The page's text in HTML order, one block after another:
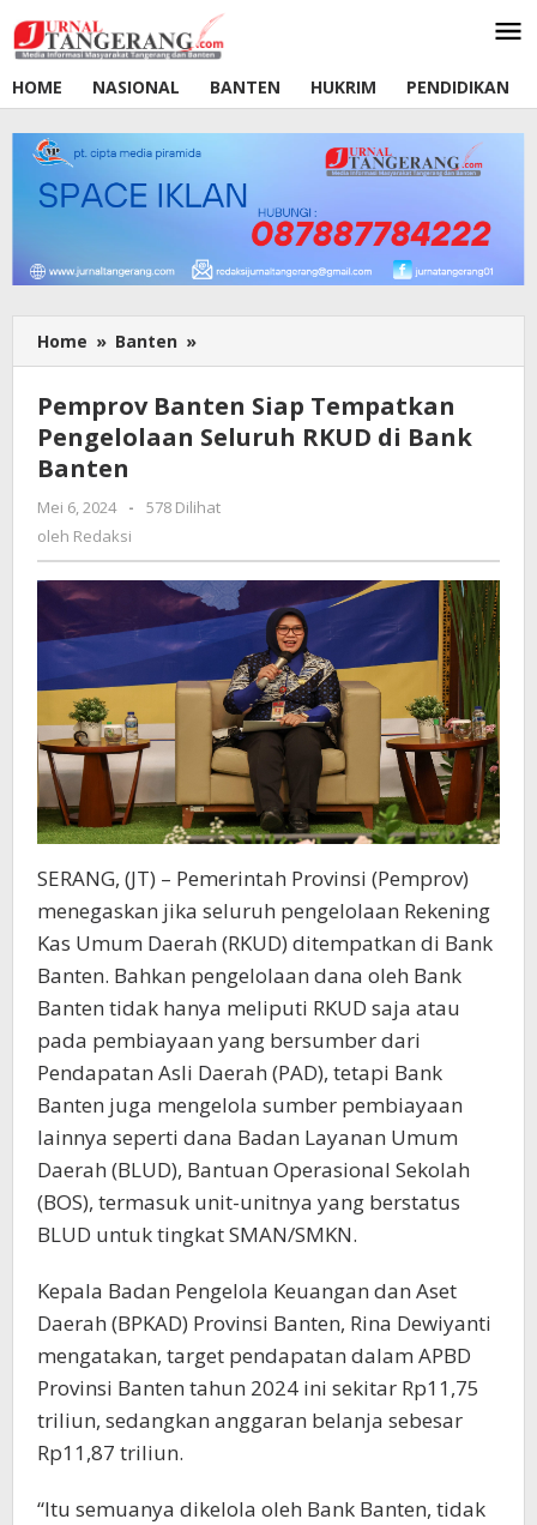
ke
konten
HOME
NASIONAL BANTEN HUKRIM PENDIDIKAN
Home » Banten »
Banten
Tempatkan
Pengelolaan
di
Banten
Pemprov Banten Siap Tempatkan
Pengelolaan Seluruh RKUD di Bank
Banten
Mei 6, 2024
oleh
Redaksi
-
578 Dilihat
oleh Redaksi
SERANG, (JT) – Pemerintah Provinsi (Pemprov)
menegaskan jika seluruh pengelolaan Rekening
Kas Umum Daerah (RKUD) ditempatkan di Bank
Banten. Bahkan pengelolaan dana oleh Bank
Banten tidak hanya meliputi RKUD saja atau
pada pembiayaan yang bersumber dari
Pendapatan Asli Daerah (PAD), tetapi Bank
Banten juga mengelola sumber pembiayaan
lainnya seperti dana Badan Layanan Umum
Daerah (BLUD), Bantuan Operasional Sekolah
(BOS), termasuk unit-unitnya yang berstatus
BLUD untuk tingkat SMAN/SMKN.
Kepala Badan Pengelola Keuangan dan Aset
Daerah (BPKAD) Provinsi Banten, Rina Dewiyanti
mengatakan, target pendapatan dalam APBD
Provinsi Banten tahun 2024 ini sekitar Rp11,75
triliun, sedangkan anggaran belanja sebesar
Rp11,87 triliun.
“Itu semuanya dikelola oleh Bank Banten, tidak